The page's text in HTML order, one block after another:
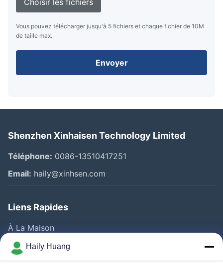
Vous pouvez télécharger jusqu'à 5 fichiers et chaque fichier de 10M
de taille max.
Envoyer
Shenzhen Xinhaisen Technology Limited
Téléphone: 0086-13510417251
Email: haily@xinhsen.com
Liens Rapides
À La Maison
Produits
Vidéos
Haily Huang